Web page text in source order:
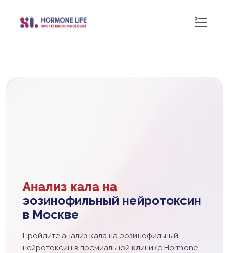
Анализ кала на
эозинофильный нейротоксин
в Москве
Пройдите анализ кала на эозинофильный
нейротоксин в премиальной клинике Hormone